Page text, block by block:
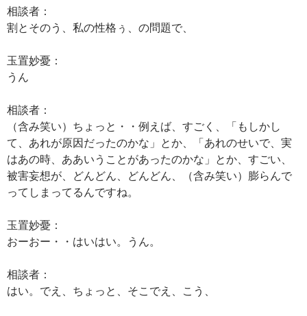
相談者：
割とそのう、私の性格ぅ、の問題で、
玉置妙憂：
うん
相談者：
（含み笑い）ちょっと・・例えば、すごく、「もしかし
て、あれが原因だったのかな」とか、「あれのせいで、実
はあの時、ああいうことがあったのかな」とか、すごい、
被害妄想が、どんどん、どんどん、（含み笑い）膨らんで
ってしまってるんですね。
玉置妙憂：
おーおー・・はいはい。うん。
相談者：
はい。でえ、ちょっと、そこでえ、こう、